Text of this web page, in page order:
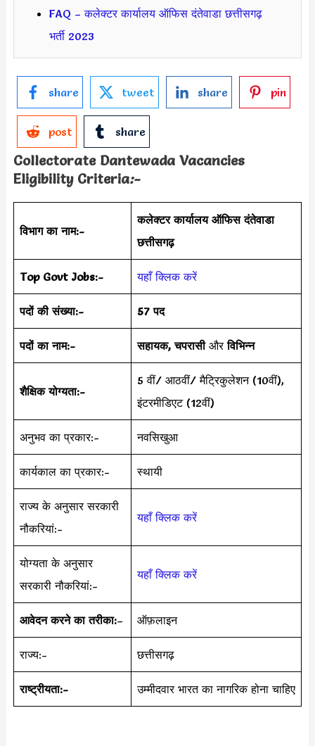
FAQ – कलेक्टर कार्यालय ऑफिस दंतेवाडा छत्तीसगढ़
भर्ती 2023
share tweet share pin
post share
Collectorate Dantewada Vacancies
Eligibility Criteria:-
विभाग का नाम:-
कलेक्टर कार्यालय ऑफिस दंतेवाडा
छत्तीसगढ़
Top Govt Jobs:- यहाँ क्लिक करें
पदों की संख्या:- 57 पद
पदों का नाम:- सहायक, चपरासी औरविभिन्न
शैक्षिक योग्यता:-
5 वीं/ आठवीं/ मैट्रिकुलेशन (10वीं),
इंटरमीडिएट (12वीं)
अनुभव का प्रकार:- नवसिखुआ
कार्यकाल का प्रकार:- स्थायी
राज्य के अनुसार सरकारी
नौकरियां:-
यहाँ क्लिक करें
योग्यता के अनुसार
सरकारी नौकरियां:-
यहाँ क्लिक करें
आवेदन करने का तरीका:– ऑफ़लाइन
राज्य:- छत्तीसगढ़
राष्ट्रीयता:- उम्मीदवार भारत का नागरिक होना चाहिए